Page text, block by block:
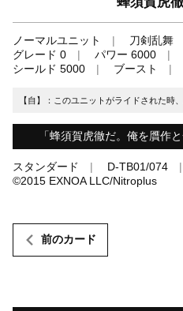
ノーマルユニット 刀剣乱舞
グレード 0
パワー 6000
シールド 5000
ブースト
【自】：このユニットがライドされた時
「蜂須賀虎徹だ。俺を贋作
スタンダード D-TB01/074
©︎2015 EXNOA LLC/Nitroplus
前のカード